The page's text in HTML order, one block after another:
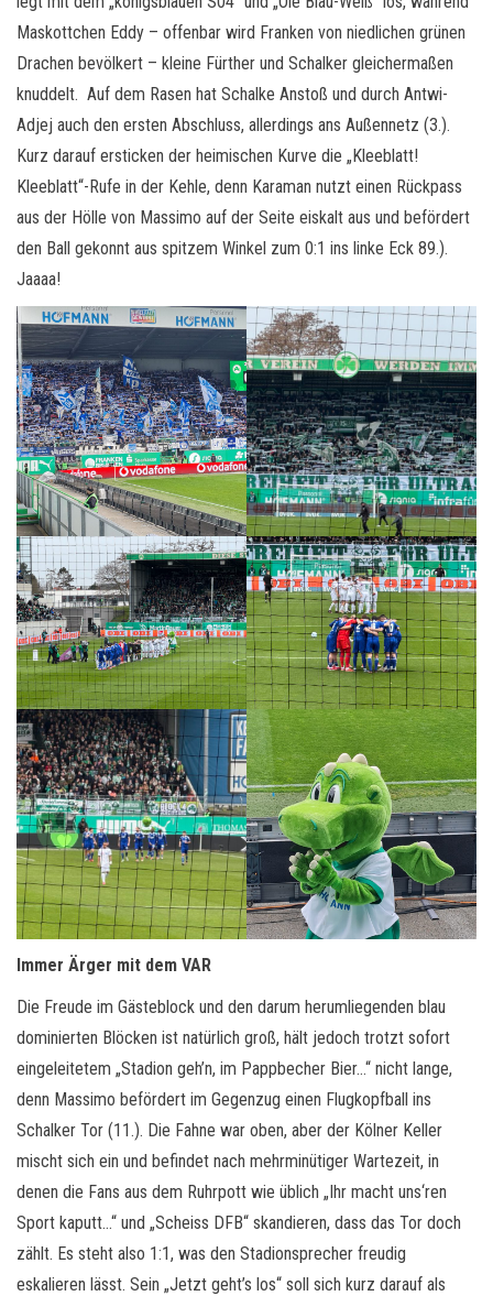
Maskottchen Eddy – offenbar wird Franken von niedlichen grünen
Drachen bevölkert – kleine Fürther und Schalker gleichermaßen
knuddelt. Auf dem Rasen hat Schalke Anstoß und durch Antwi-
Adjej auch den ersten Abschluss, allerdings ans Außennetz (3.).
Kurz darauf ersticken der heimischen Kurve die „Kleeblatt!
Kleeblatt“-Rufe in der Kehle, denn Karaman nutzt einen Rückpass
aus der Hölle von Massimo auf der Seite eiskalt aus und befördert
den Ball gekonnt aus spitzem Winkel zum 0:1 ins linke Eck 89.).
Jaaaa!
Immer Ärger mit dem VAR
Die Freude im Gästeblock und den darum herumliegenden blau
dominierten Blöcken ist natürlich groß, hält jedoch trotzt sofort
eingeleitetem „Stadion geh’n, im Pappbecher Bier…“ nicht lange,
denn Massimo befördert im Gegenzug einen Flugkopfball ins
Schalker Tor (11.). Die Fahne war oben, aber der Kölner Keller
mischt sich ein und befindet nach mehrminütiger Wartezeit, in
denen die Fans aus dem Ruhrpott wie üblich „Ihr macht uns‘ren
Sport kaputt…“ und „Scheiss DFB“ skandieren, dass das Tor doch
zählt. Es steht also 1:1, was den Stadionsprecher freudig
eskalieren lässt. Sein „Jetzt geht’s los“ soll sich kurz darauf als